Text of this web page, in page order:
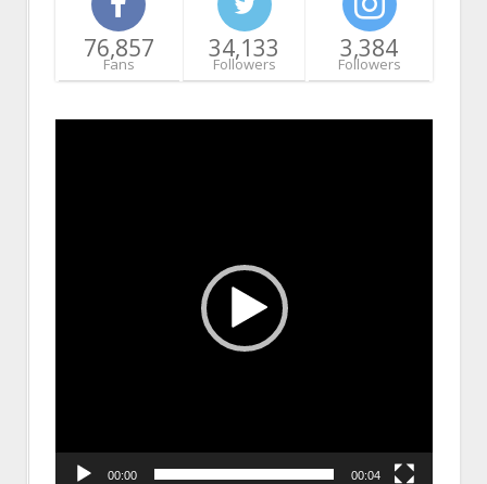
76,857
Fans
34,133
Followers
3,384
Followers
00:00 00:04